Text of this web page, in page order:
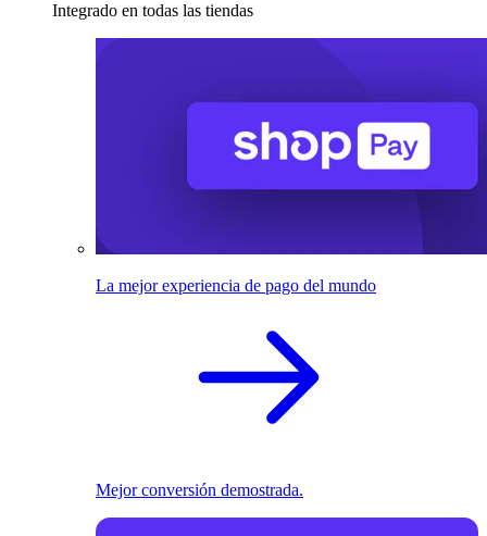
Integrado en todas las tiendas
La mejor experiencia de pago del mundo
Mejor conversión demostrada.